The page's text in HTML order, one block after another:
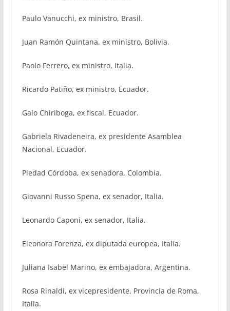
Paulo Vanucchi, ex ministro, Brasil.
Juan Ramón Quintana, ex ministro, Bolivia.
Paolo Ferrero, ex ministro, Italia.
Ricardo Patiño, ex ministro, Ecuador.
Galo Chiriboga, ex fiscal, Ecuador.
Gabriela Rivadeneira, ex presidente Asamblea
Nacional, Ecuador.
Piedad Córdoba, ex senadora, Colombia.
Giovanni Russo Spena, ex senador, Italia.
Leonardo Caponi, ex senador, Italia.
Eleonora Forenza, ex diputada europea, Italia.
Juliana Isabel Marino, ex embajadora, Argentina.
Rosa Rinaldi, ex vicepresidente, Provincia de Roma,
Italia.